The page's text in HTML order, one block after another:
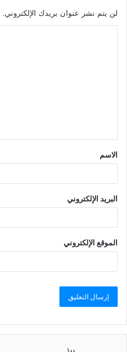
لن يتم نشر عنوان بريدك الإلكتروني.
الاسم
البريد الإلكتروني
الموقع الإلكتروني